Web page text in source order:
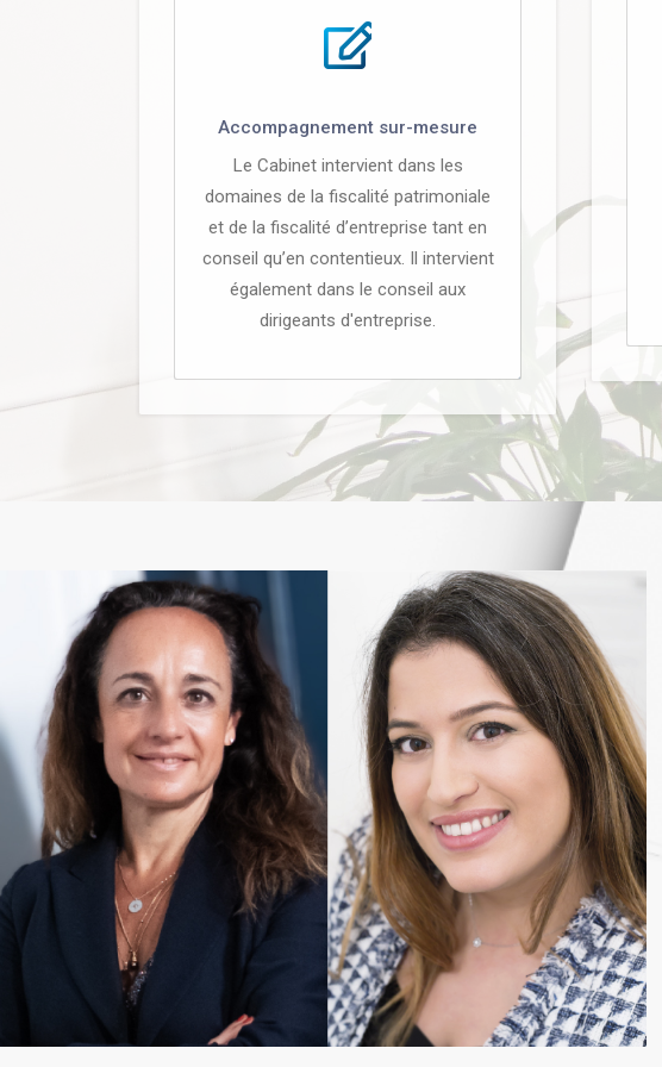
Accompagnement sur-mesure
Le Cabinet intervient dans les
domaines de la fiscalité patrimoniale
et de la fiscalité d’entreprise tant en
conseil qu’en contentieux. Il intervient
également dans le conseil aux
dirigeants d'entreprise.